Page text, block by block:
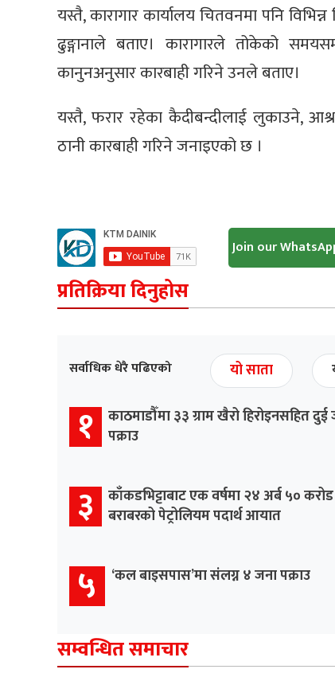
यस्तै, कारागार कार्यालय चितवनमा पनि
ढुङ्गानाले बताए। कारागारले तोकेको
कानुनअनुसार कारबाही गरिने उनले बताए।
यस्तै, फरार रहेका कैदीबन्दीलाई लुकाउने,
ठानी कारबाही गरिने जनाइएको छ ।
Join our
प्रतिक्रिया दिनुहोस
सर्वाधिक धेरै पढिएको यो साता
१ काठमाडौँमा ३३ ग्राम खैरो हिरोइनसहित दुई
पक्राउ
३ काँकडभिट्टाबाट एक वर्षमा २४ अर्ब ५० करोड
बराबरको पेट्रोलियम पदार्थ आयात
५ ‘कल बाइसपास’मा संलग्न ४ जना पक्राउ
सम्वन्धित समाचार